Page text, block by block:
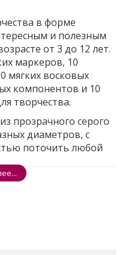
в форме
и полезным
от 3 до 12 лет.
маркеров, 10
мягких восковых
компонентов и 10
творчества.
прозрачного серого
диаметров, с
поточить любой
содержимое и
в путешествие.